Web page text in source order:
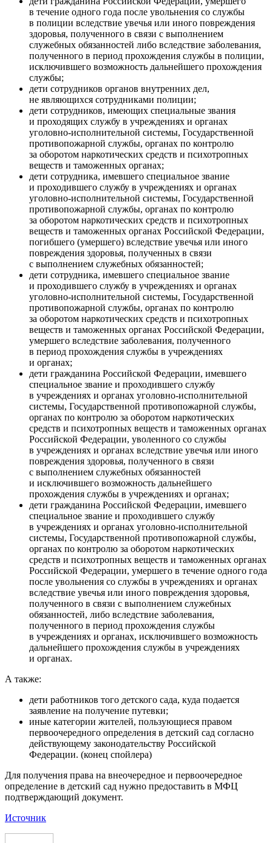
в течение одного года после увольнения со службы
в полиции вследствие увечья или иного повреждения
здоровья, полученного в связи с выполнением
служебных обязанностей либо вследствие заболевания,
полученного в период прохождения службы в полиции,
исключившего возможность дальнейшего прохождения
службы;
дети сотрудников органов внутренних дел,
не являющихся сотрудниками полиции;
дети сотрудников, имеющих специальные звания
и проходящих службу в учреждениях и органах
уголовно-исполнительной системы, Государственной
противопожарной службы, органах по контролю
за оборотом наркотических средств и психотропных
веществ и таможенных органах;
дети сотрудника, имевшего специальное звание
и проходившего службу в учреждениях и органах
уголовно-исполнительной системы, Государственной
противопожарной службы, органах по контролю
за оборотом наркотических средств и психотропных
веществ и таможенных органах Российской Федерации,
погибшего (умершего) вследствие увечья или иного
повреждения здоровья, полученных в связи
с выполнением служебных обязанностей;
дети сотрудника, имевшего специальное звание
и проходившего службу в учреждениях и органах
уголовно-исполнительной системы, Государственной
противопожарной службы, органах по контролю
за оборотом наркотических средств и психотропных
веществ и таможенных органах Российской Федерации,
умершего вследствие заболевания, полученного
в период прохождения службы в учреждениях
и органах;
дети гражданина Российской Федерации, имевшего
специальное звание и проходившего службу
в учреждениях и органах уголовно-исполнительной
системы, Государственной противопожарной службы,
органах по контролю за оборотом наркотических
средств и психотропных веществ и таможенных органах
Российской Федерации, уволенного со службы
в учреждениях и органах вследствие увечья или иного
повреждения здоровья, полученного в связи
с выполнением служебных обязанностей
и исключившего возможность дальнейшего
прохождения службы в учреждениях и органах;
дети гражданина Российской Федерации, имевшего
специальное звание и проходившего службу
в учреждениях и органах уголовно-исполнительной
системы, Государственной противопожарной службы,
органах по контролю за оборотом наркотических
средств и психотропных веществ и таможенных органах
Российской Федерации, умершего в течение одного года
после увольнения со службы в учреждениях и органах
вследствие увечья или иного повреждения здоровья,
полученного в связи с выполнением служебных
обязанностей, либо вследствие заболевания,
полученного в период прохождения службы
в учреждениях и органах, исключившего возможность
дальнейшего прохождения службы в учреждениях
и органах.
А также:
дети работников того детского сада, куда подается
заявление на получение путевки;
иные категории жителей, пользующиеся правом
первоочередного определения в детский сад согласно
действующему законодательству Российской
Федерации. (конец спойлера)
Для получения права на внеочередное и первоочередное
определение в детский сад нужно предоставить в МФЦ
подтверждающий документ.
Источник